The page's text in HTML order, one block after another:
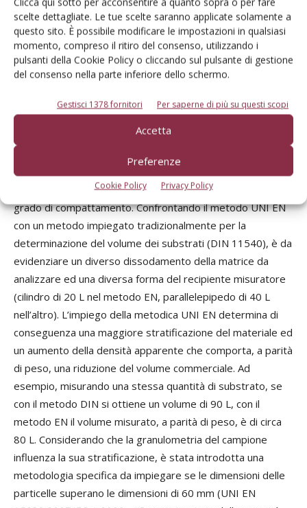
scelte dettagliate. Le tue scelte saranno applicate solamente a
questo sito. È possibile modificare le impostazioni in qualsiasi
momento, compreso il ritiro del consenso, utilizzando i
pulsanti della Cookie Policy o cliccando sul pulsante di gestione
del consenso nella parte inferiore dello schermo.
Gestisci 1378 fornitori Per saperne di più su questi scopi
Accetta
Preferenze
Cookie Policy Privacy Policy